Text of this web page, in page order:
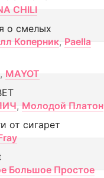
CHILI
о смелых
Коперник, Paella
, MAYOT
, Молодой Платон
от сигарет
Большое Простое